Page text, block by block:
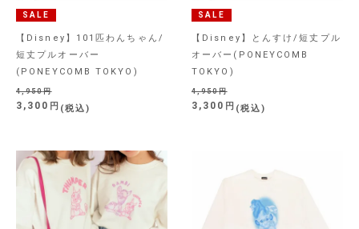
SALE
【Disney】101匹わんちゃん/
短丈プルオーバー
(PONEYCOMB TOKYO)
4,950
3,300 税込
SALE
【Disney】とんすけ/短丈プル
オーバー(PONEYCOMB
TOKYO)
4,950
3,300 税込